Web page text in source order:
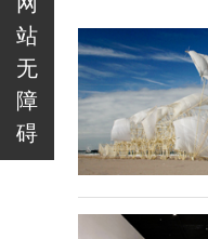
站
无
障
碍